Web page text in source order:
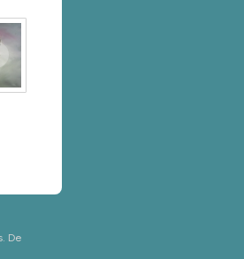
De